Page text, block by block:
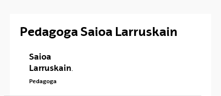
Pedagoga Saioa Larruskain
Saioa
Larruskain.
Pedagoga